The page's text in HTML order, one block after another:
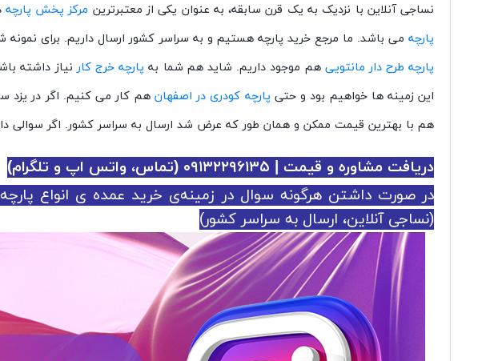
نساجی آنلاین با نزدیک به یک قرن سابقه، به عنوان یکی از معتبرترین مرکز پخش پارچه
پارچهمی باشد. ما مرجع خرید پارچه هستیم و به سراسر کشور ارسال داریم. برای نمونه
پارچه طرح دار مانتویی هم موجود داریم. شاید هم شما به پارچه خرج کار نیاز داشته
این زمینه ها خواهیم بود و حتی پارچه کودری در اصفهان هم کار می کنیم. اگر در یزد
هم با بهترین قیمت ممکن و همان طور که عرض شد ارسال به سراسر کشور. اگر سوالی
دریافت مشاوره و قیمت | ۰۹۱۳۲۲۹۶۱۳۵ (تماس، واتس اپ و تلگرام)
در صورت داشتن هرگونه سوال در زمینه‌ی خرید عمده ی انواع
(نساجی آنلاین، ارسال به سراسر کشور)